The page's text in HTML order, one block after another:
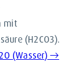
mit
(H2CO3).
(Wasser) →